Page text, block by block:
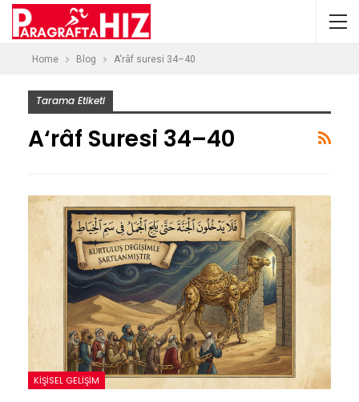
Home Blog A‘râf suresi 34–40
Tarama Etiketi
A‘râf Suresi 34–40
KIŞISEL GELIŞIM